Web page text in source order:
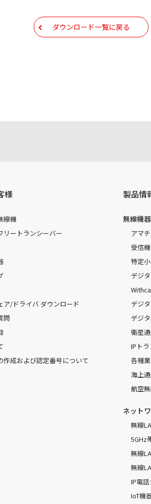
告なく変更される場合があります。本
発売されている機種に同梱されている
ダウンロード一覧に戻る
様
線機
リートランシーバー
ア/ドライバ ダウンロード
問
作成および認定番号について
製品情
無線機器
アマ
受信機
特定
デジ
デジ
デジ
衛星
IPト
各種
海上
航空
ネット
無線
5GHz
無線
無線
IP電
IoT機